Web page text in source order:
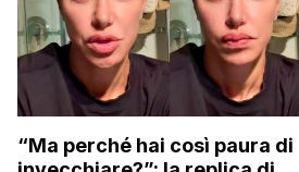
“Ma perché hai così paura di